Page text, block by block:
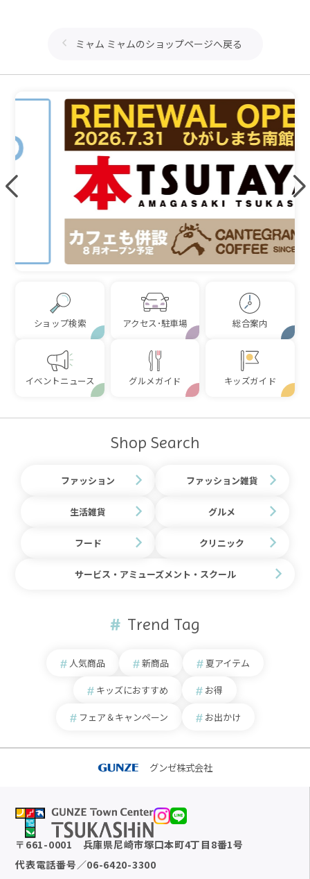
ミャム ミャムのショップページへ戻る
ショップ検索 アクセス･駐車場 総合案内
イベントニュース グルメガイド キッズガイド
Shop Search
ファッション ファッション雑貨
生活雑貨 グルメ
フード クリニック
サービス・アミューズメント・スクール
Trend Tag
人気商品 新商品 夏アイテム
キッズにおすすめ お得
フェア＆キャンペーン お出かけ
グンゼ株式会社
〒 661-0001
兵庫県尼崎市塚口本町4丁目8番1号
代表電話番号 ／06-6420-3300